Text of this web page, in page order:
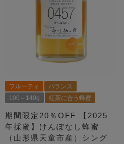
フルーティ
バランス
100～140g
紅茶に合う蜂蜜
期間限定20％OFF
【2025
年採蜜】けんぽなし蜂蜜
（山形県天童市産）シング